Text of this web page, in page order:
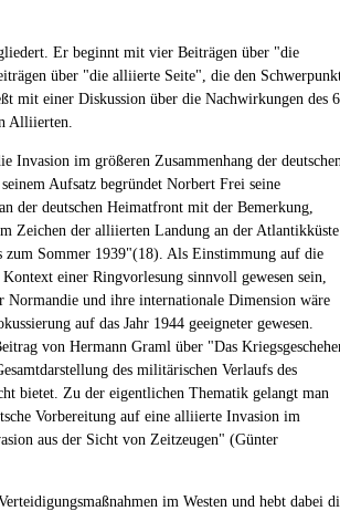
Er beginnt mit vier Beiträgen über "die
über "die alliierte Seite", die den
mit einer Diskussion über die Nachwirkungen des
Alliierten.
Invasion im größeren Zusammenhang der
Aufsatz begründet Norbert Frei seine
der deutschen Heimatfront mit der Bemerkung,
Zeichen der alliierten Landung an der Atlantikküste
zum Sommer 1939"(18). Als Einstimmung auf die
einer Ringvorlesung sinnvoll gewesen sein,
und ihre internationale Dimension wäre
auf das Jahr 1944 geeigneter gewesen.
von Hermann Graml über "Das
des militärischen Verlaufs des
bietet. Zu der eigentlichen Thematik gelangt man
Vorbereitung auf eine alliierte Invasion im
aus der Sicht von Zeitzeugen" (Günter
im Westen und hebt dabei